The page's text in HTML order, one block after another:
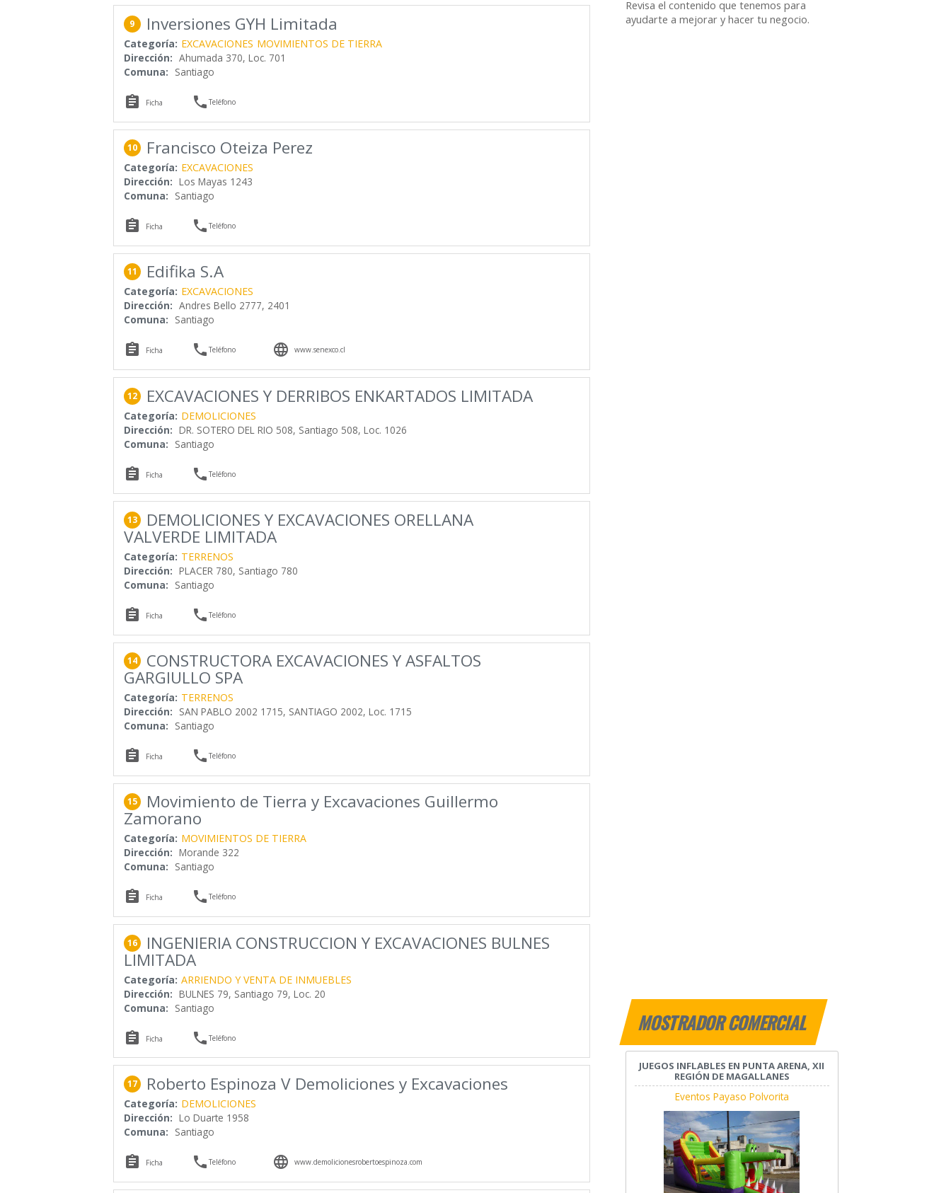
Revisa el contenido que tenemos para
ayudarte a mejorar y hacer tu negocio.
MOSTRADOR COMERCIAL
JUEGOS INFLABLES EN PUNTA ARENA, XII
REGIÓN DE MAGALLANES
Eventos Payaso Polvorita
9 Inversiones GYH Limitada
Categoría: EXCAVACIONES MOVIMIENTOS DE TIERRA
Dirección: Ahumada 370, Loc. 701
Comuna: Santiago
 Ficha Teléfono
10 Francisco Oteiza Perez
Categoría: EXCAVACIONES
Dirección: Los Mayas 1243
Comuna: Santiago
 Ficha Teléfono
11 Edifika S.A
Categoría: EXCAVACIONES
Dirección: Andres Bello 2777, 2401
Comuna: Santiago
 Ficha Teléfono  www.senexco.cl
12 EXCAVACIONES Y DERRIBOS ENKARTADOS LIMITADA
Categoría: DEMOLICIONES
Dirección: DR. SOTERO DEL RIO 508, Santiago 508, Loc. 1026
Comuna: Santiago
 Ficha Teléfono
13 DEMOLICIONES Y EXCAVACIONES ORELLANA
VALVERDE LIMITADA
Categoría: TERRENOS
Dirección: PLACER 780, Santiago 780
Comuna: Santiago
 Ficha Teléfono
14 CONSTRUCTORA EXCAVACIONES Y ASFALTOS
GARGIULLO SPA
Categoría: TERRENOS
Dirección: SAN PABLO 2002 1715, SANTIAGO 2002, Loc. 1715
Comuna: Santiago
 Ficha Teléfono
15 Movimiento de Tierra y Excavaciones Guillermo
Zamorano
Categoría: MOVIMIENTOS DE TIERRA
Dirección: Morande 322
Comuna: Santiago
 Ficha Teléfono
16 INGENIERIA CONSTRUCCION Y EXCAVACIONES BULNES
LIMITADA
Categoría: ARRIENDO Y VENTA DE INMUEBLES
Dirección: BULNES 79, Santiago 79, Loc. 20
Comuna: Santiago
 Ficha Teléfono
17 Roberto Espinoza V Demoliciones y Excavaciones
Categoría: DEMOLICIONES
Dirección: Lo Duarte 1958
Comuna: Santiago
 Ficha Teléfono  www.demolicionesrobertoespinoza.com